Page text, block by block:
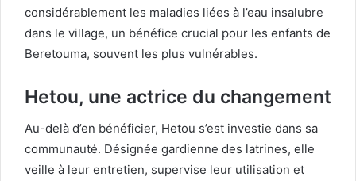
considérablement les maladies liées à l’eau insalubre
dans le village, un bénéfice crucial pour les enfants de
Beretouma, souvent les plus vulnérables.
Hetou, une actrice du changement
Au-delà d’en bénéficier, Hetou s’est investie dans sa
communauté. Désignée gardienne des latrines, elle
veille à leur entretien, supervise leur utilisation et